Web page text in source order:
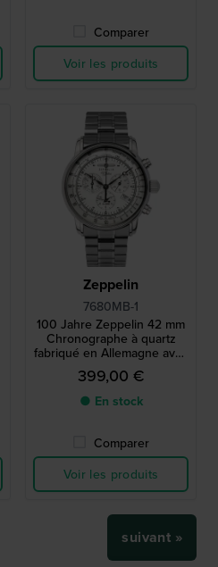
Comparer
Voir les produits
Zeppelin
7680MB-1
100 Jahre Zeppelin 42 mm
Chronographe à quartz
fabriqué en Allemagne avec
alarme et mouvement
suisse
399,00 €
● En stock
Comparer
Voir les produits
suivant »